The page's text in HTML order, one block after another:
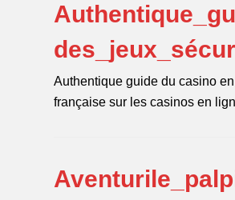
Authentique guide du casino
française sur les casinos en